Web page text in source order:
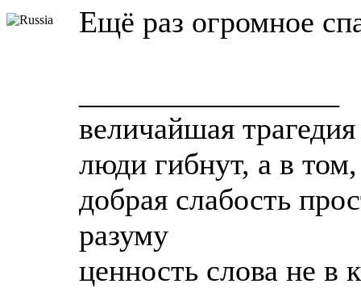
Ещё раз огромное
величайшая
люди гибнут, а в
добрая слабость
разуму
ценность слова не в